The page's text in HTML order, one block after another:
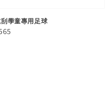
刮學童專用足球